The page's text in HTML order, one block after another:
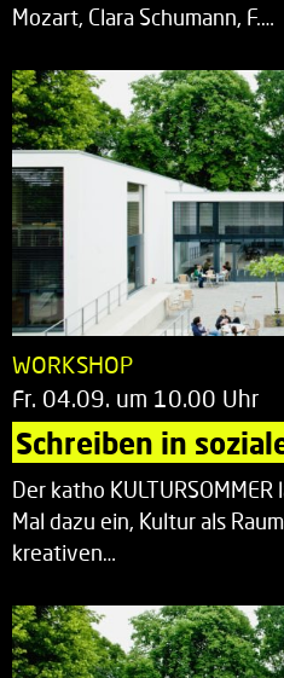
Mozart, Clara Schumann, F.…
WORKSHOP
Fr. 04.09. um 10.00 Uhr
Schreiben in
Der katho
Mal dazu ein, Kultur als
kreativen…